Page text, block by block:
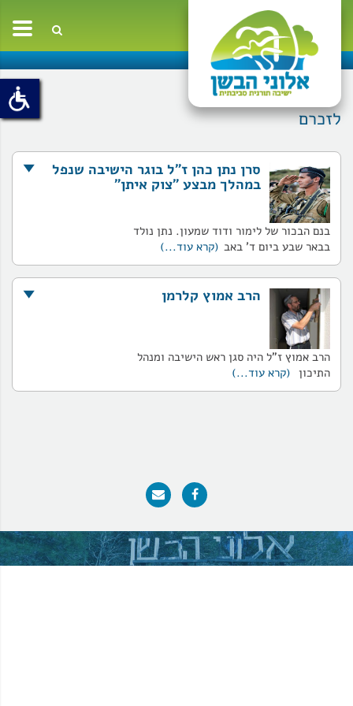
לזכרם
סרן נתן כהן ז"ל בוגר הישיבה שנפל
במהלך מבצע "צוק איתן"
בנם הבכור של לימור ודוד שמעון. נתן נולד
בבאר שבע ביום ד' באב (קרא עוד...)
הרב אמוץ קלרמן
הרב אמוץ ז"ל היה סגן ראש הישיבה ומנהל
התיכון (קרא עוד...)